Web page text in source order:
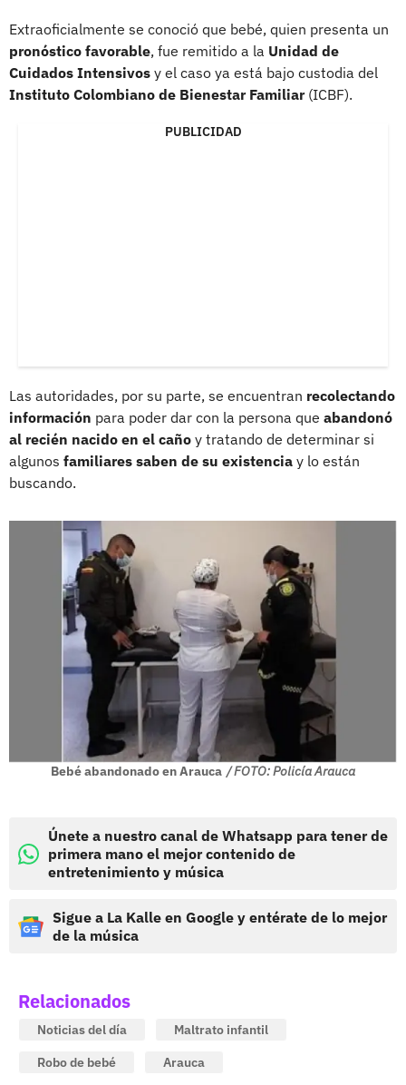
Extraoficialmente se conoció que bebé, quien presenta un
pronóstico favorable, fue remitido a la Unidad de
Cuidados Intensivos y el caso ya está bajo custodia del
Instituto Colombiano de Bienestar Familiar(ICBF).
PUBLICIDAD
Las autoridades, por su parte, se encuentran recolectando
información para poder dar con la persona que abandonó
al recién nacido en el caño y tratando de determinar si
algunos familiares saben de su existencia y lo están
buscando.
Bebé abandonado en Arauca / FOTO: Policía Arauca
Únete a nuestro canal de Whatsapp para tener de
primera mano el mejor contenido de
entretenimiento y música
Sigue a La Kalle en Google y entérate de lo mejor
de la música
Relacionados
Noticias del día
Maltrato infantil
Robo de bebé
Arauca